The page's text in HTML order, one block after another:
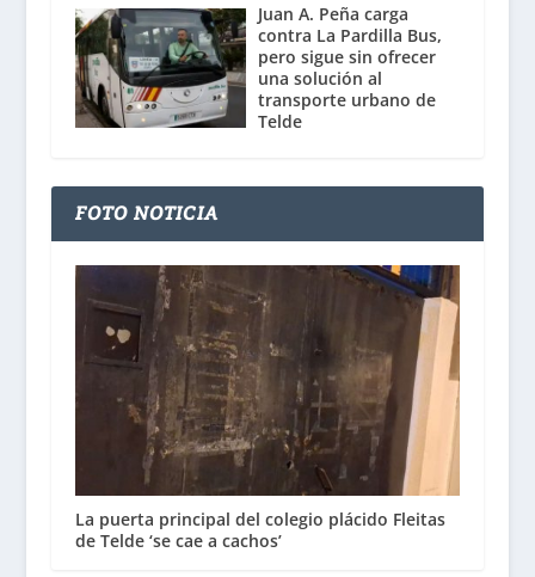
Juan A. Peña carga
contra La Pardilla Bus,
pero sigue sin ofrecer
una solución al
transporte urbano de
Telde
FOTO NOTICIA
La puerta principal del colegio plácido Fleitas
de Telde ‘se cae a cachos’